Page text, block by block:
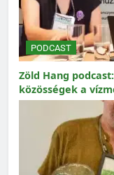
PODCAST
Zöld Hang
közösségek a